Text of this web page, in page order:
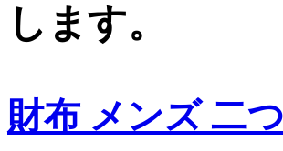
します。
財布 メンズ 二